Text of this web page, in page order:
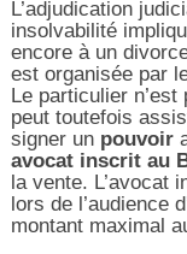
L’adjudication
insolvabilité
encore à un
est organisée par
Le particulier
peut toutefois
signer un pouvoir
avocat inscrit au
la vente. L’avocat
lors de l’audience
montant maximal